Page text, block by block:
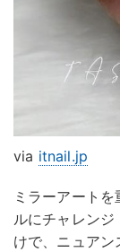
via itnail.jp
ミラーアート
ルにチャレン
けで、ニュア